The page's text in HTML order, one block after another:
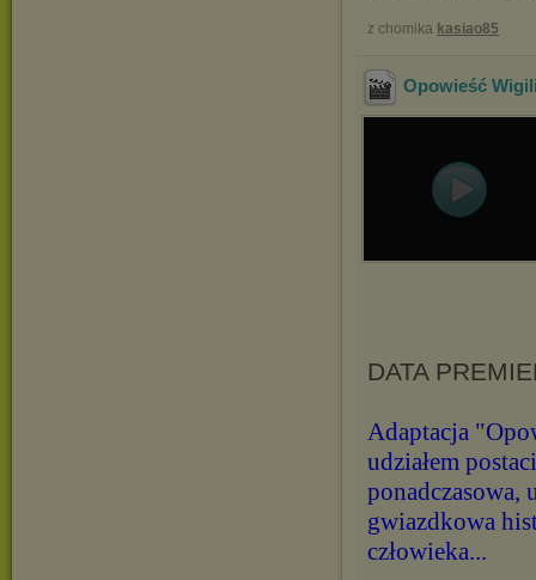
z chomika kasiao85
Opowieść
DATA
Adaptacja
udziałem
ponadczasowa,
gwiazdkowa
człowieka...